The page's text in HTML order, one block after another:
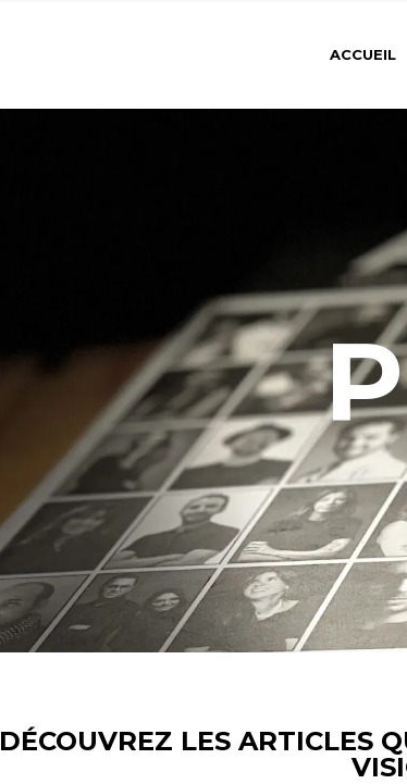
ACCUEIL
DÉCOUVREZ LES ARTICLES